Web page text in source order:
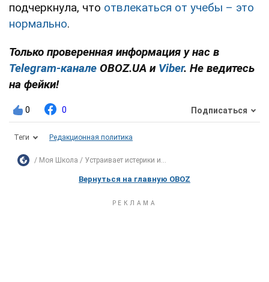
подчеркнула, что отвлекаться от учебы – это
нормально.
Только проверенная информация у нас в
Telegram-канале OBOZ.UA и Viber. Не ведитесь
на фейки!
0 0 Подписаться
Теги Редакционная политика
Моя Школа Устраивает истерики и...
Вернуться на главную OBOZ